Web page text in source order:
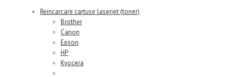
Reincarcare cartuse laserjet (toner)
Brother
Canon
Epson
HP
Kyocera